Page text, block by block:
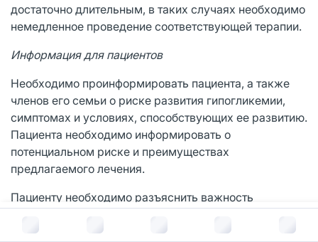
достаточно длительным, в таких случаях необходимо
немедленное проведение соответствующей терапии.
Информация для пациентов
Необходимо проинформировать пациента, а также
членов его семьи о риске развития гипогликемии,
симптомах и условиях, способствующих ее развитию.
Пациента необходимо информировать о
потенциальном риске и преимуществах
предлагаемого лечения.
Пациенту необходимо разъяснить важность
физических упражнений и контроля концентрации